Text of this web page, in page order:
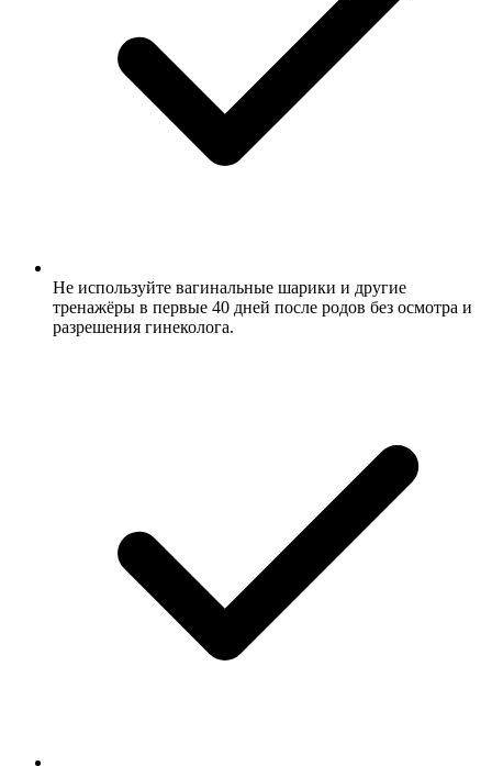
Не используйте вагинальные шарики и другие
тренажёры в первые 40 дней после родов без осмотра и
разрешения гинеколога.